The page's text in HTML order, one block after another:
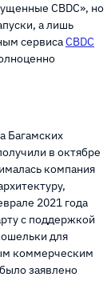
CBDC», но
а лишь
сервисаCBDC
Багамских
в октябре
компания
2021 года
с поддержкой
для
коммерческим
заявлено